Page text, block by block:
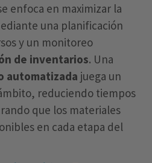
enfoca en maximizar la
una planificación
y un monitoreo
de inventarios. Una
automatizada juega un
reduciendo tiempos
que los materiales
en cada etapa del